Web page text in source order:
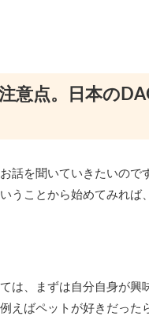
意点。日本の
話を聞いていきたいので
うことから始めてみれば
は、まずは自分自身が興
えばペットが好きだった